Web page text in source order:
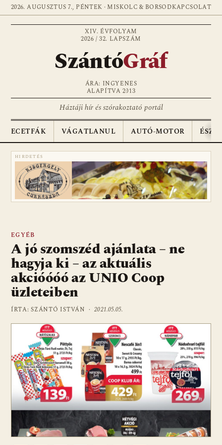
2026. AUGUSZTUS 7., PÉNTEK · MISKOLC & BORSODKAPCSOLAT
XIV. ÉVFOLYAM
2026 / 32. LAPSZÁM
SzántóGráf
ÁRA: INGYENES
ALAPÍTVA 2013
Háztáji hír és szórakoztató portál
ECETFÁK VÁGATLANUL AUTÓ-MOTOR
HIRDETÉS
EGYÉB
A jó szomszéd ajánlata – ne
hagyja ki – az aktuális
akcióóóó az UNIO Coop
üzleteiben
ÍRTA: SZÁNTÓ ISTVÁN ·2021.05.05.